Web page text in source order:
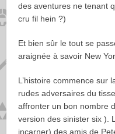
des aventures ne tenant
cru fil hein ?)
Et bien sûr le tout se
araignée à savoir New
L’histoire commence sur
rudes adversaires du
affronter un bon nombre
version des sinister six ).
incarner) des amis de